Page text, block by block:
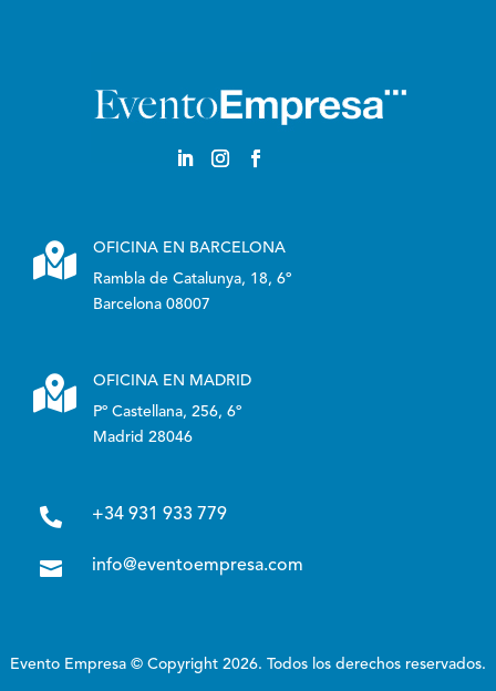

OFICINA EN BARCELONA
Rambla de Catalunya, 18, 6º
Barcelona 08007

OFICINA EN MADRID
Pº Castellana, 256, 6º
Madrid 28046
 +34 931 933 779
 info@eventoempresa.com
Evento Empresa © Copyright 2026. Todos los derechos reservados.